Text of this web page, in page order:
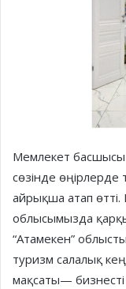
Мемлекет басшысы
сөзінде
айрықша атап өтті.
облысымызда
“Атамекен”
туризм салалық
мақсаты—